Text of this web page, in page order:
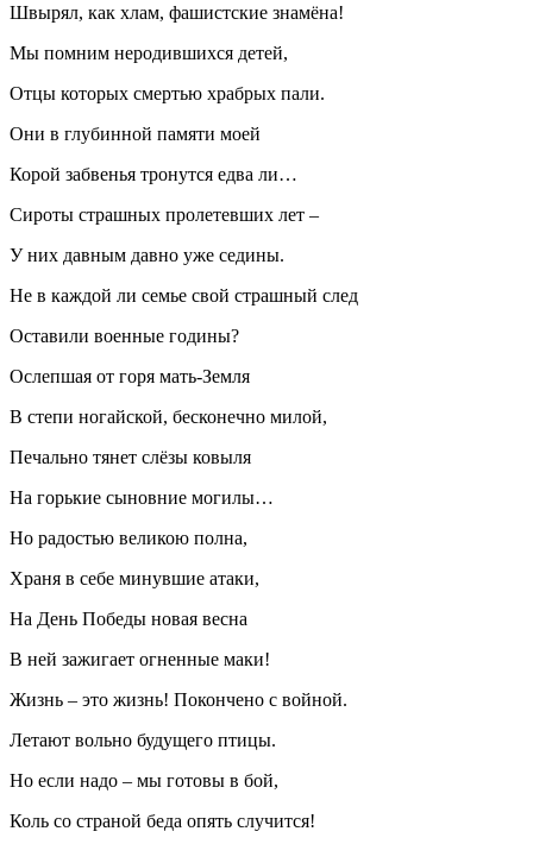
Швырял, как хлам, фашистские знамёна!
Мы помним неродившихся детей,
Отцы которых смертью храбрых пали.
Они в глубинной памяти моей
Корой забвенья тронутся едва ли…
Сироты страшных пролетевших лет –
У них давным давно уже седины.
Не в каждой ли семье свой страшный след
Оставили военные годины?
Ослепшая от горя мать-Земля
В степи ногайской, бесконечно милой,
Печально тянет слёзы ковыля
На горькие сыновние могилы…
Но радостью великою полна,
Храня в себе минувшие атаки,
На День Победы новая весна
В ней зажигает огненные маки!
Жизнь – это жизнь! Покончено с войной.
Летают вольно будущего птицы.
Но если надо – мы готовы в бой,
Коль со страной беда опять случится!